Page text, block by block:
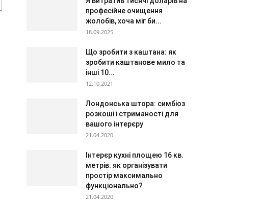
професійне очищення
жолобів, хоча міг би...
18.09.2025
Що зробити з каштана: як
зробити каштанове мило та
інші 10...
12.10.2021
Лондонська штора: симбіоз
розкоші і стриманості для
вашого інтерєру
21.04.2020
Інтерєр кухні площею 16 кв.
метрів: як організувати
простір максимально
функціонально?
21.04.2020